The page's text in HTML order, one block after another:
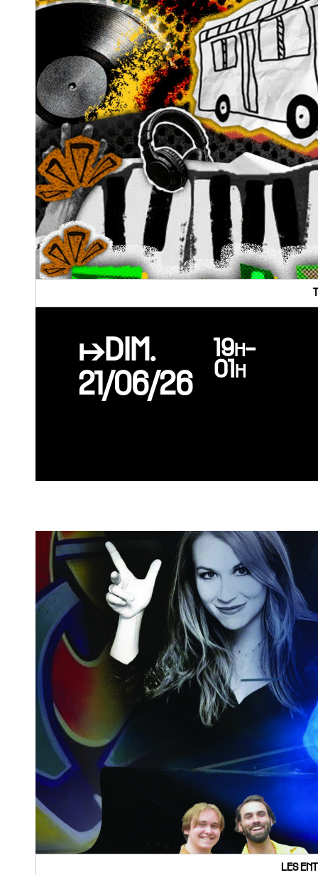
↦DIM.
21/06/26
19h-
01h
LES